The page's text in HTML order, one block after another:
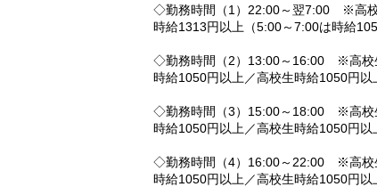
◇勤務時間（1）22:00～翌7:00 ※高
時給1313円以上（5:00～7:00は時給
◇勤務時間（2）13:00～16:00 ※高校
時給1050円以上／高校生時給1050円以
◇勤務時間（3）15:00～18:00 ※高校
時給1050円以上／高校生時給1050円以
◇勤務時間（4）16:00～22:00 ※高校
時給1050円以上／高校生時給1050円以